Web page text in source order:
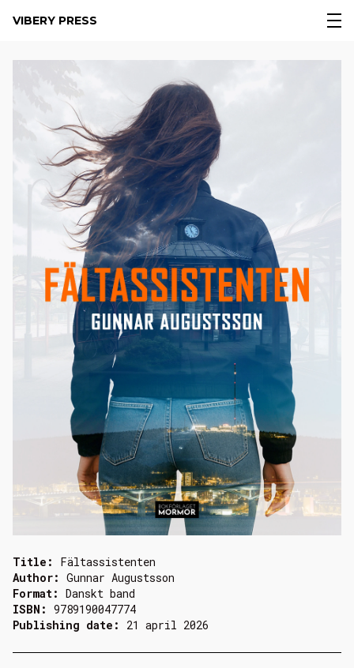
VIBERY PRESS
Title: Fältassistenten
Author: Gunnar Augustsson
Format: Danskt band
ISBN: 9789190047774
Publishing date: 21 april 2026